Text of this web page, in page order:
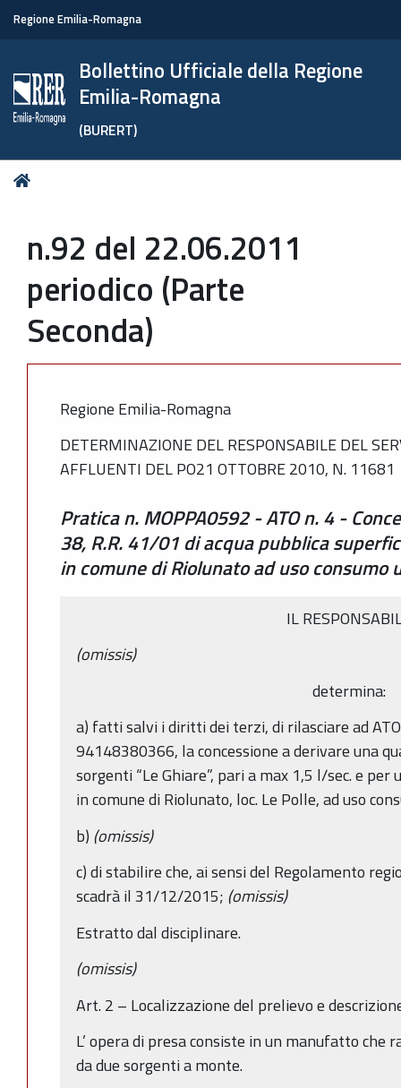
Regione Emilia-Romagna
Bollettino Ufficiale della Regione
Emilia-Romagna
(BURERT)
Tu
n.92 del 22.06.2011
periodico (Parte
Seconda)
Regione Emilia-Romagna
DETERMINAZIONE DEL RESPONSABILE DEL
AFFLUENTI DEL PO21 OTTOBRE 2010, N. 11681
Pratica n. MOPPA0592 - ATO n. 4 -
38, R.R. 41/01 di acqua pubblica
in comune di Riolunato ad uso consumo
IL
(omissis)
determina:
a) fatti salvi i diritti dei terzi, di rilasciare ad ATO
94148380366, la concessione a derivare una
sorgenti “Le Ghiare”, pari a max 1,5 l/sec. e
in comune di Riolunato, loc. Le Polle, ad uso
b) (omissis)
c) di stabilire che, ai sensi del Regolamento
scadrà il 31/12/2015; (omissis)
Estratto dal disciplinare.
(omissis)
Art. 2 – Localizzazione del prelievo e
L’ opera di presa consiste in un manufatto che
da due sorgenti a monte.